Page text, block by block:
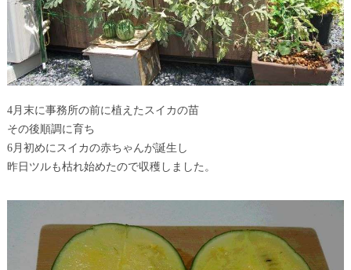
4月末に事務所の前に植えたスイカの苗
その後順調に育ち
6月初めにスイカの赤ちゃんが誕生し
昨日ツルも枯れ始めたので収穫しました。